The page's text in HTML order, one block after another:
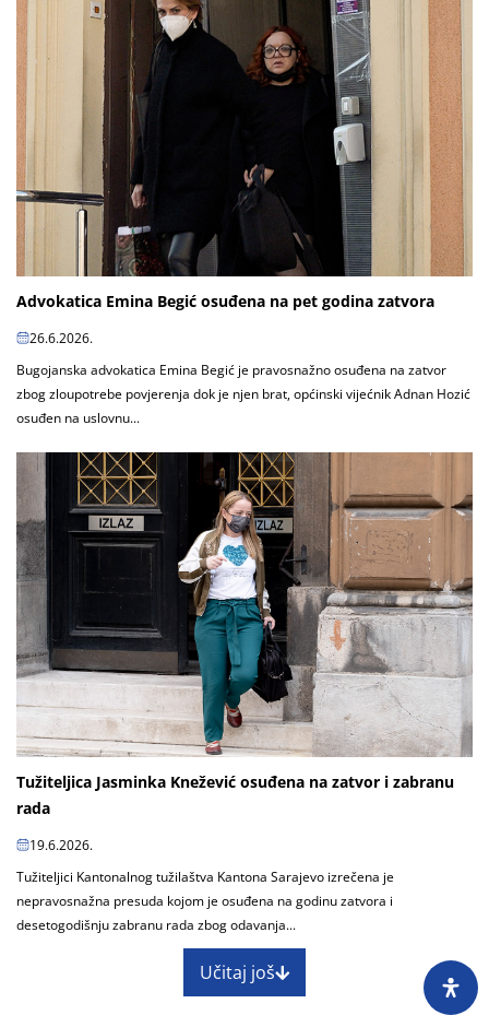
Advokatica Emina Begić osuđena na pet godina zatvora
26.6.2026.
Bugojanska advokatica Emina Begić je pravosnažno osuđena na zatvor
zbog zloupotrebe povjerenja dok je njen brat, općinski vijećnik Adnan Hozić
osuđen na uslovnu...
Tužiteljica Jasminka Knežević osuđena na zatvor i zabranu
rada
19.6.2026.
Tužiteljici Kantonalnog tužilaštva Kantona Sarajevo izrečena je
nepravosnažna presuda kojom je osuđena na godinu zatvora i
desetogodišnju zabranu rada zbog odavanja...
Učitaj još